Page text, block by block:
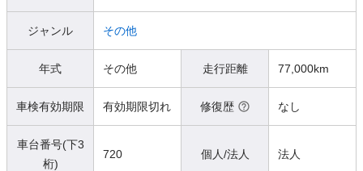
ジャンル その他
年式 その他 走行距離 77,000km
車検有効期限 有効期限切れ 修復歴 なし
車台番号(下3
桁)
720 個人/法人 法人